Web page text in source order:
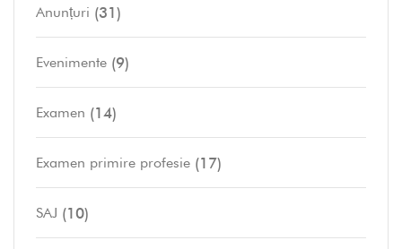
Anunțuri (31)
Evenimente (9)
Examen (14)
Examen primire profesie (17)
SAJ (10)